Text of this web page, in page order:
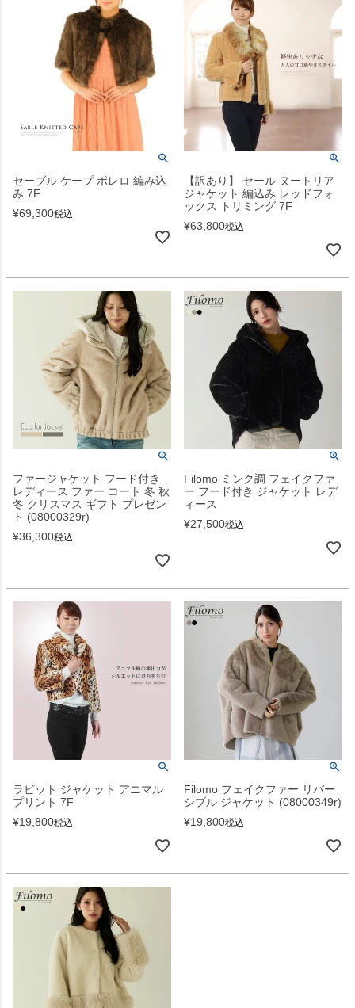
セーブル ケープ ボレロ 編み込
み 7F
¥69,300税込
【訳あり】 セール ヌートリア
ジャケット 編込み レッドフォ
ックス トリミング 7F
¥63,800税込
ファージャケット フード付き
レディース ファー コート 冬 秋
冬 クリスマス ギフト プレゼン
ト (08000329r)
¥36,300税込
Filomo ミンク調 フェイクファ
ー フード付き ジャケット レデ
ィース
¥27,500税込
ラビット ジャケット アニマル
プリント 7F
¥19,800税込
Filomo フェイクファー リバー
シブル ジャケット (08000349r)
¥19,800税込